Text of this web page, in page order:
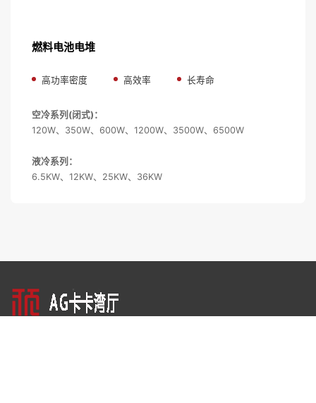
燃料电池电堆
高功率密度 高效率 长寿命
空冷系列(闭式)：
120W、350W、600W、1200W、3500W、6500W
液冷系列：
6.5KW、12KW、25KW、36KW